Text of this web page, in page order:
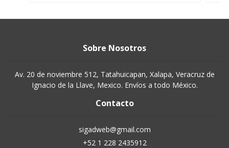
Sobre Nosotros
Av. 20 de noviembre 512, Tatahuicapan, Xalapa, Veracruz de
Ignacio de la Llave, Mexico. Envíos a todo México.
Contacto
sigadweb@gmail.com
+52 1 228 2435912